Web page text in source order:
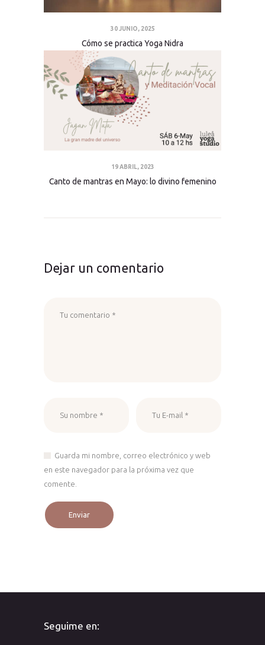
30 JUNIO, 2025
Cómo se practica Yoga Nidra
19 ABRIL, 2023
Canto de mantras en Mayo: lo divino femenino
Dejar un comentario
Guarda mi nombre, correo electrónico y web
en este navegador para la próxima vez que
comente.
Seguime en: